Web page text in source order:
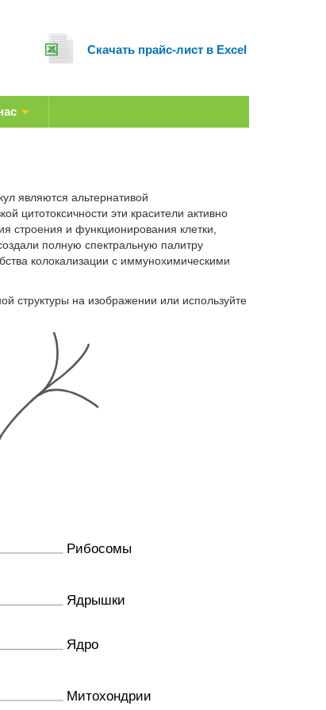
Cкачать прайс-лист в Excel
являются альтернативой
цитотоксичности эти красители активно
строения и функционирования клетки,
полную спектральную палитру
колокализации с иммунохимическими
структуры на изображении или используйте
Митохондрии
Ядро
Ядрышки
Рибосомы